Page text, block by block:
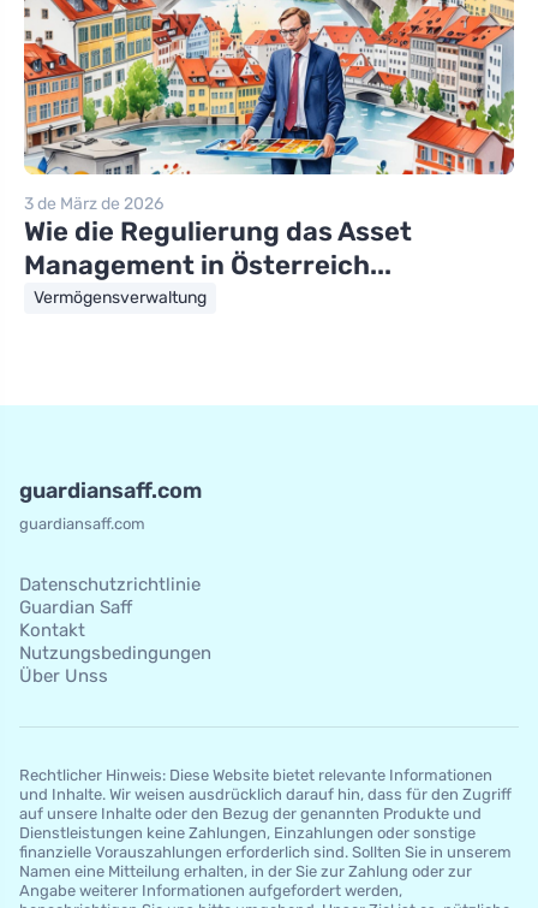
3 de März de 2026
Wie die Regulierung das Asset
Management in Österreich...
Vermögensverwaltung
guardiansaff.com
guardiansaff.com
Datenschutzrichtlinie
Guardian Saff
Kontakt
Nutzungsbedingungen
Über Unss
Rechtlicher Hinweis: Diese Website bietet relevante Informationen
und Inhalte. Wir weisen ausdrücklich darauf hin, dass für den Zugriff
auf unsere Inhalte oder den Bezug der genannten Produkte und
Dienstleistungen keine Zahlungen, Einzahlungen oder sonstige
finanzielle Vorauszahlungen erforderlich sind. Sollten Sie in unserem
Namen eine Mitteilung erhalten, in der Sie zur Zahlung oder zur
Angabe weiterer Informationen aufgefordert werden,